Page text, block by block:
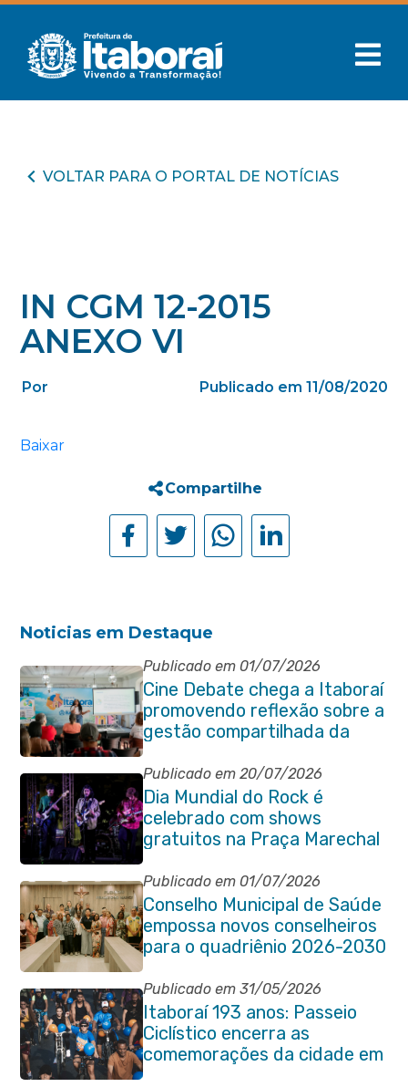
VOLTAR PARA O PORTAL DE NOTÍCIAS
IN CGM 12-2015
ANEXO VI
Por Publicado em 11/08/2020
Baixar
Compartilhe
Noticias em Destaque
Publicado em 01/07/2026
Cine Debate chega a Itaboraí
promovendo reflexão sobre a
gestão compartilhada da
Baía de Guanabara
Publicado em 20/07/2026
Dia Mundial do Rock é
celebrado com shows
gratuitos na Praça Marechal
Floriano Peixoto
Publicado em 01/07/2026
Conselho Municipal de Saúde
empossa novos conselheiros
para o quadriênio 2026-2030
Publicado em 31/05/2026
Itaboraí 193 anos: Passeio
Ciclístico encerra as
comemorações da cidade em
grande estilo